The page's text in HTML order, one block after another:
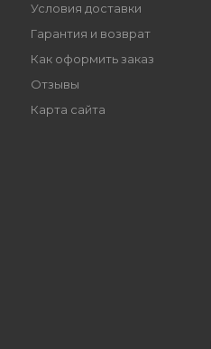
Условия доставки
Гарантия и возврат
Как оформить заказ
Отзывы
Карта сайта